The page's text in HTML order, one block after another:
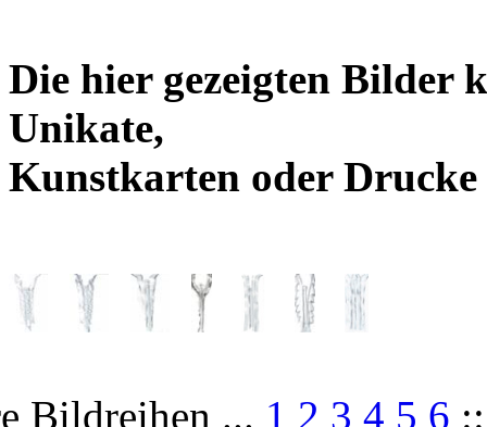
Die hier gezeigten Bilder
Unikate,
Kunstkarten oder Drucke
Bildreihen ... 1 2 3 4 5 6